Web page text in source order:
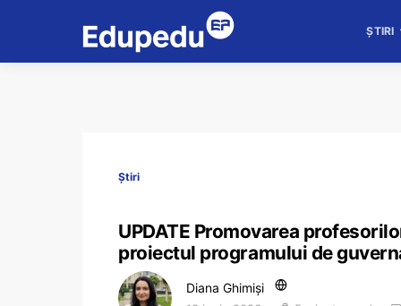
ȘTIRI
Știri
UPDATE Promovarea
proiectul programului de
Diana Ghimiși